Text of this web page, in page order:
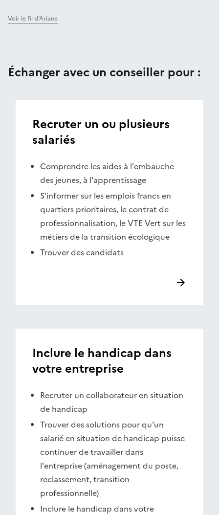
Voir le fil d’Ariane
Échanger avec un conseiller pour :
Recruter un ou plusieurs
salariés
Comprendre les aides à l'embauche
des jeunes, à l'apprentissage
S'informer sur les emplois francs en
quartiers prioritaires, le contrat de
professionnalisation, le VTE Vert sur les
métiers de la transition écologique
Trouver des candidats
Inclure le handicap dans
votre entreprise
Recruter un collaborateur en situation
de handicap
Trouver des solutions pour qu'un
salarié en situation de handicap puisse
continuer de travailler dans
l'entreprise (aménagement du poste,
reclassement, transition
professionnelle)
Inclure le handicap dans votre